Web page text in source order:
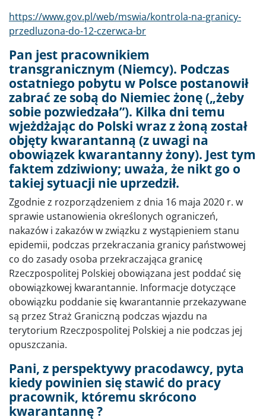
https://www.gov.pl/web/mswia/kontrola-na-granicy-
przedluzona-do-12-czerwca-br
Pan jest pracownikiem
transgranicznym (Niemcy). Podczas
ostatniego pobytu w Polsce postanowił
zabrać ze sobą do Niemiec żonę („żeby
sobie pozwiedzała”). Kilka dni temu
wjeżdżając do Polski wraz z żoną został
objęty kwarantanną (z uwagi na
obowiązek kwarantanny żony). Jest tym
faktem zdziwiony; uważa, że nikt go o
takiej sytuacji nie uprzedził.
Zgodnie z rozporządzeniem z dnia 16 maja 2020 r. w
sprawie ustanowienia określonych ograniczeń,
nakazów i zakazów w związku z wystąpieniem stanu
epidemii, podczas przekraczania granicy państwowej
co do zasady osoba przekraczająca granicę
Rzeczpospolitej Polskiej obowiązana jest poddać się
obowiązkowej kwarantannie. Informacje dotyczące
obowiązku poddanie się kwarantannie przekazywane
są przez Straż Graniczną podczas wjazdu na
terytorium Rzeczpospolitej Polskiej a nie podczas jej
opuszczania.
Pani, z perspektywy pracodawcy, pyta
kiedy powinien się stawić do pracy
pracownik, któremu skrócono
kwarantannę ?